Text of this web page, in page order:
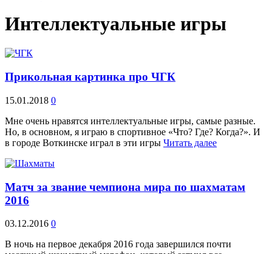
Интеллектуальные игры
Прикольная картинка про ЧГК
15.01.2018 0
Мне очень нравятся интеллектуальные игры, самые разные.
Но, в основном, я играю в спортивное «Что? Где? Когда?». И
в городе Воткинске играл в эти игры Читать далее
Матч за звание чемпиона мира по шахматам
2016
03.12.2016 0
В ночь на первое декабря 2016 года завершился почти